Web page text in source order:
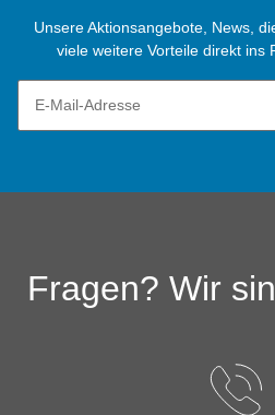
Unsere Aktionsangebote, News,
viele weitere Vorteile direkt ins
Fragen? Wir